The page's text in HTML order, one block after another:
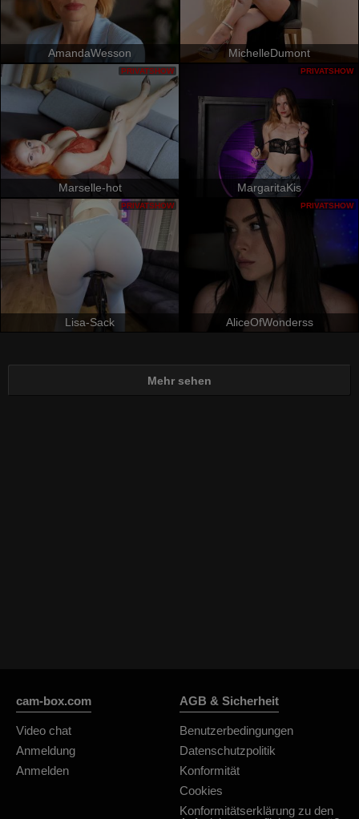
AmandaWesson MichelleDumont
Marselle-hot
PRIVATSHOW
MargaritaKis
PRIVATSHOW
Lisa-Sack
PRIVATSHOW
AliceOfWonderss
PRIVATSHOW
Mehr sehen
cam-box.com
Video chat
Anmeldung
Anmelden
AGB & Sicherheit
Benutzerbedingungen
Datenschutzpolitik
Konformität
Cookies
Konformitätserklärung zu den